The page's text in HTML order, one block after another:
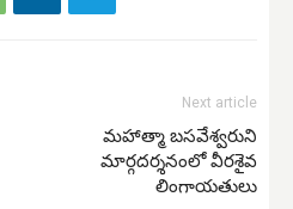
Next article
మహాత్మా బసవేశ్వరుని
మార్గదర్శనంలో వీరశైవ
లింగాయతులు